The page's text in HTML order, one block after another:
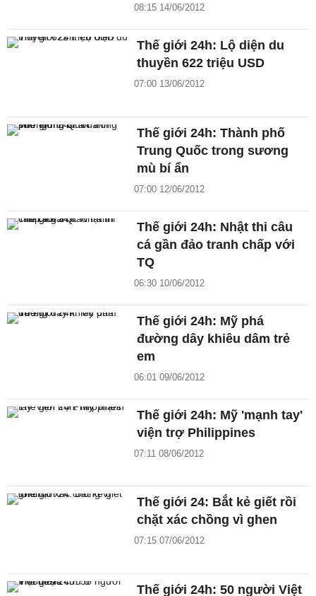
08:15 14/06/2012
Thế giới 24h: Lộ diện du
thuyền 622 triệu USD
07:00 13/06/2012
Thế giới 24h: Thành phố
Trung Quốc trong sương
mù bí ẩn
07:00 12/06/2012
Thế giới 24h: Nhật thi câu
cá gần đảo tranh chấp với
TQ
06:30 10/06/2012
Thế giới 24h: Mỹ phá
đường dây khiêu dâm trẻ
em
06:01 09/06/2012
Thế giới 24h: Mỹ 'mạnh tay'
viện trợ Philippines
07:11 08/06/2012
Thế giới 24: Bắt kẻ giết rồi
chặt xác chồng vì ghen
07:15 07/06/2012
Thế giới 24h: 50 người Việt